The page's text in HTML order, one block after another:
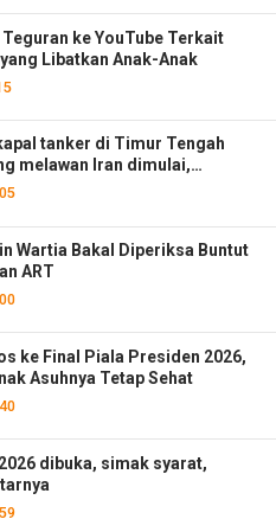
ke YouTube Terkait
Libatkan Anak-Anak
tanker di Timur Tengah
melawan Iran dimulai,
Wartia Bakal Diperiksa Buntut
ART
ke Final Piala Presiden 2026,
Asuhnya Tetap Sehat
dibuka, simak syarat,